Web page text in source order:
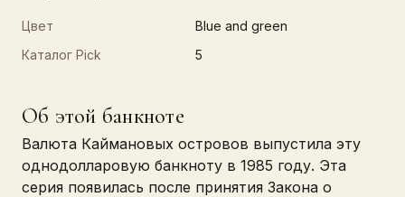
Цвет
Blue and green
Каталог Pick
5
Об этой банкноте
Валюта Каймановых островов выпустила эту
однодолларовую банкноту в 1985 году. Эта
серия появилась после принятия Закона о